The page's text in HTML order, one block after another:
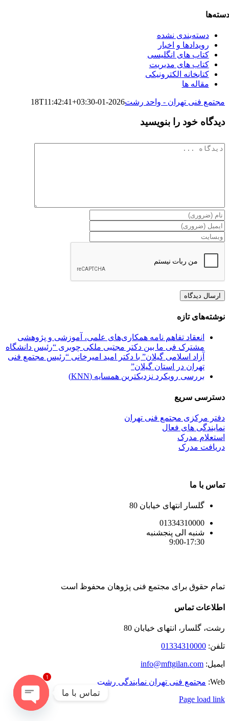
دسته‌بندی نشده
رویدادها و اخبار
کتاب های انگلیسی
کتاب های مدیریت
کتابخانه الکترونیکی
مقاله ها
مجتمع فنی تهران - واحد رشت2026-01-18T11:42:41+03:30
دیدگاه خود را بنویسید
دیدگاه
نوشته‌های تازه
انعقاد تفاهم نامه همکاری‌های علمی، آموزشی و پژوهشی
مشترک فی ما بین دکتر مجتبی ملکی چوبری “رئیس دانشگاه
آزاد اسلامی گیلان” با دکتر امید امیرخانی “رئیس مجتمع فنی
تهران در استان گیلان”
بررسی رویکرد نزدیکترین همسایه (KNN)
دسترسی سریع
دفتر مرکزی مجتمع فنی تهران
نمایندگی های فعال
استعلام مدرک
دریافت مدرک
تماس با ما
گلسار انتهای خیابان 80
01334310000
شنبه الی پنجشنبه
9:00-17:30
تمام حقوق برای مجتمع فنی پژوهان محفوظ است
Instagram
LinkedIn
Toggle
Bar
Area
اطلاعات تماس
رشت، گلسار، انتهای خیابان 80
تلفن: 01334310000
ایمیل: info@mftgilan.com
Web: مجتمع فنی تهران نمایندگی رشت
Page load link
تماس با ما
1